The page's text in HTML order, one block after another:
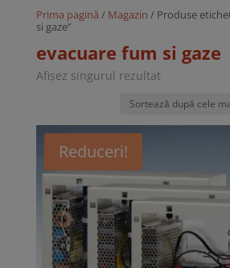
Prima pagină / Magazin / Produse
si gaze”
evacuare fum si gaze
Afișez singurul rezultat
Reduceri!